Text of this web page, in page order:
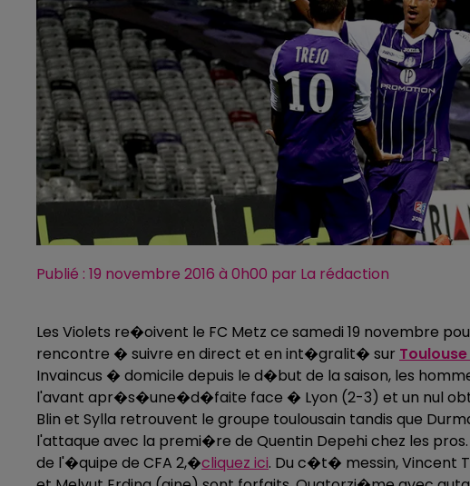
Publié : 19 novembre 2016 à 0h00 par La rédaction
Les Violets re�oivent le FC Metz ce samedi 19 novembre
rencontre � suivre en direct et en int�gralit� sur Toulouse
Invaincus � domicile depuis le d�but de la saison, les
l'avant apr�s�une�d�faite face � Lyon (2-3) et un nul
Blin et Sylla retrouvent le groupe toulousain tandis que
l'attaque avec la premi�re de Quentin Depehi chez les pros.
de l'�quipe de CFA 2,�cliquez ici. Du c�t� messin, Vincent